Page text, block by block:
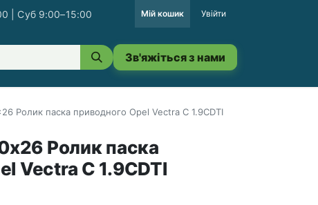
| Суб 9:00–15:00 Мій кошик Увійти
Зв'яжіться з нами
Ролик паска приводного Opel Vectra C 1.9CDTI
Ролик паска
Vectra C 1.9CDTI